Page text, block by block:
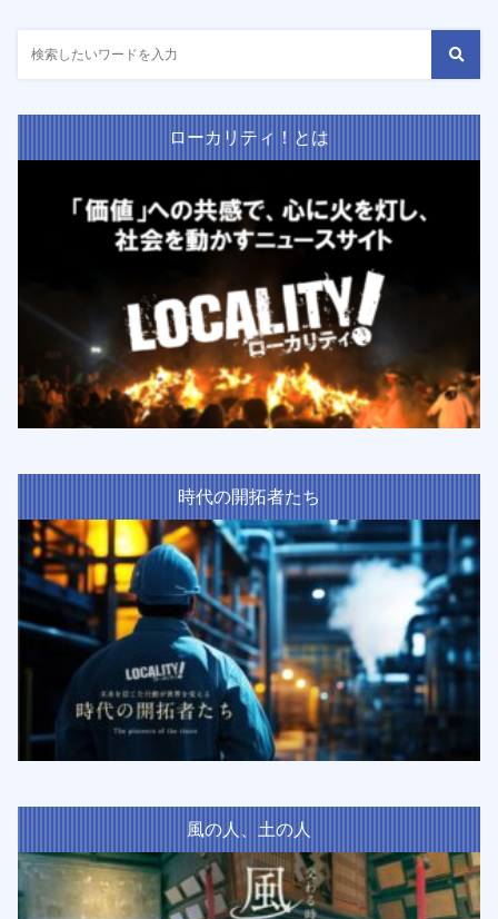
ローカリティ！とは
時代の開拓者たち
風の人、土の人